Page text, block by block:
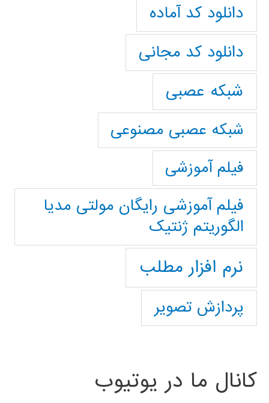
دانلود کد آماده
دانلود کد مجانی
شبکه عصبی
شبکه عصبی مصنوعی
فیلم آموزشی
فیلم آموزشی رایگان مولتی مدیا
الگوریتم ژنتیک
نرم افزار مطلب
پردازش تصویر
کانال ما در یوتیوب